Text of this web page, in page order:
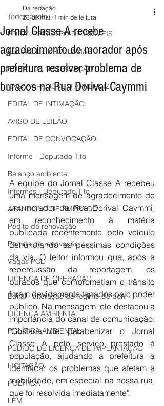
Todos posts
EDITAL REGISTRO DE IMÓVEIS
EDITAIS DE PROCLAMAS
EDITAL DE NOTIFICAÇÃO
VAGA PARA JOVEM APRENDIZ
EDITAL DE INTIMAÇÃO
AVISO DE LEILÃO
EDITAL DE CONVOCAÇÃO
Informe - Deputado Tito
Balanço ambiental
Informes - Deputado Tito
ABANDONO DE EMPREGO
Pedito de renovação
Pedido de renovação
Vagas PCD
LICENÇA DE OPERAÇÃO
Edital - alteração de regime de ben
LICENÇA AMBIENTAL
POLÍTICA AMBIENTAL
PEDIDO DE LICENÇA DE IMPLANTAÇÃO
LICITAÇÃO
POLÍTICA
LEM
Jornal Classe A recebe
agradecimento de morador após
prefeitura resolver problema de
buracos na Rua Dorival Caymmi
Da redação
23 de mai. 1 min de leitura
A equipe do Jornal Classe A recebeu
uma mensagem de agradecimento de
um morador da Rua Dorival Caymmi,
em reconhecimento à matéria
publicada recentemente pelo veículo
denunciando as péssimas condições
da via. O leitor informou que, após a
repercussão da reportagem, os
buracos que comprometiam o trânsito
foram devidamente tapados pelo poder
público. Na mensagem, ele destacou a
importância do canal de comunicação:
"Gostaria de parabenizar o Jornal
Classe A pelo serviço prestado à
população, ajudando a prefeitura a
identificar os problemas que afetam a
mobilidade, em especial na nossa rua,
que foi resolvida imediatamente".